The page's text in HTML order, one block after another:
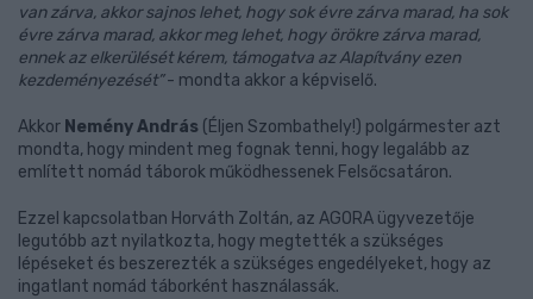
van zárva, akkor sajnos lehet, hogy sok évre zárva marad, ha sok
évre zárva marad, akkor meg lehet, hogy örökre zárva marad,
ennek az elkerülését kérem, támogatva az Alapítvány ezen
kezdeményezését”- mondta akkor a képviselő.
Akkor Nemény András (Éljen Szombathely!) polgármester azt
mondta, hogy mindent meg fognak tenni, hogy legalább az
említett nomád táborok működhessenek Felsőcsatáron.
Ezzel kapcsolatban Horváth Zoltán, az AGORA ügyvezetője
legutóbb azt nyilatkozta, hogy megtették a szükséges
lépéseket és beszerezték a szükséges engedélyeket, hogy az
ingatlant nomád táborként használassák.